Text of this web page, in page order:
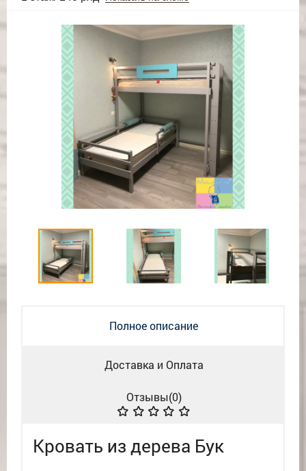
Полное описание
Доставка и Оплата
Отзывы(0)
Кровать из дерева Бук